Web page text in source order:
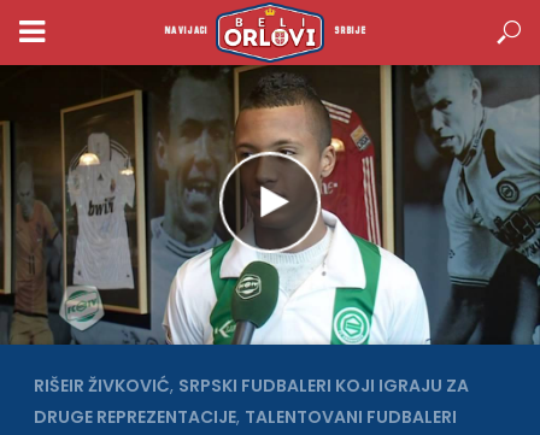
NAVIJACI SRBIJE
RIŠEIR ŽIVKOVIĆ, SRPSKI FUDBALERI KOJI IGRAJU ZA
DRUGE REPREZENTACIJE, TALENTOVANI FUDBALERI